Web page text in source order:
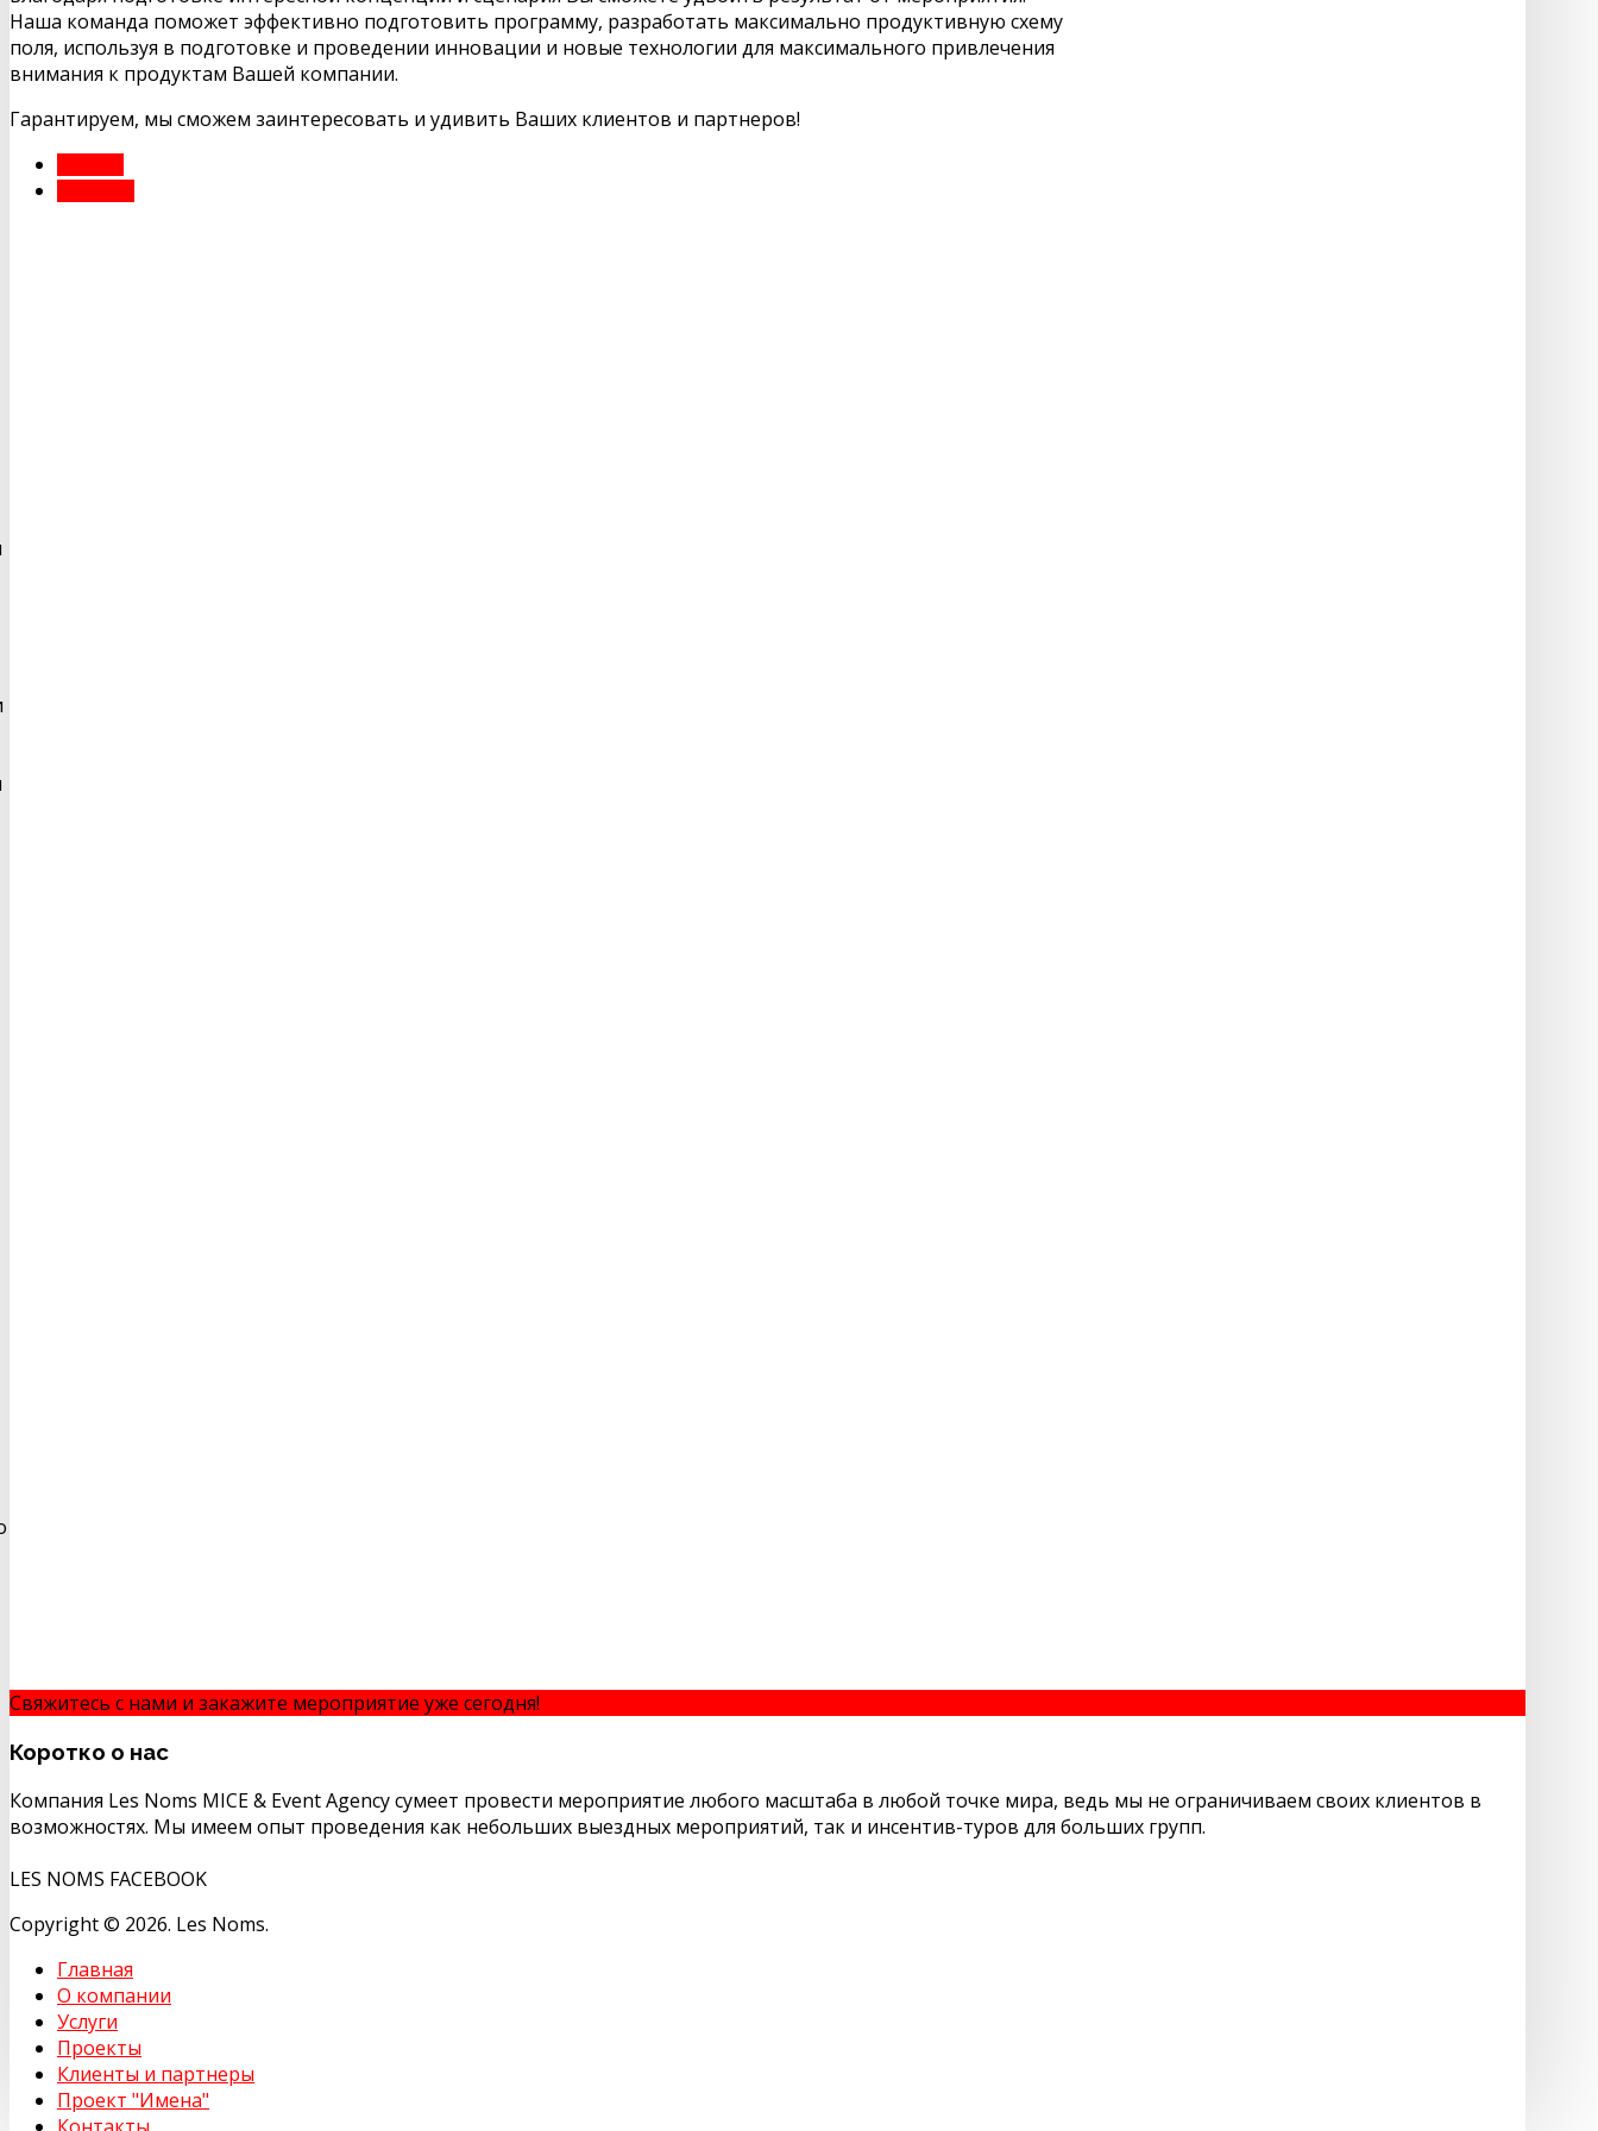
Наша команда поможет эффективно подготовить программу, разработать максимально продуктивную схему
поля, используя в подготовке и проведении инновации и новые технологии для максимального привлечения
внимания к продуктам Вашей компании.
Гарантируем, мы сможем заинтересовать и удивить Ваших клиентов и партнеров!
Свяжитесь с нами и закажите мероприятие уже сегодня!
Коротко о нас
Компания Les Noms MICE & Event Agency сумеет провести мероприятие любого масштаба в любой точке мира, ведь мы не ограничиваем своих клиентов в
возможностях. Мы имеем опыт проведения как небольших выездных мероприятий, так и инсентив-туров для больших групп.
LES NOMS FACEBOOK
Copyright © 2026. Les Noms.
Главная
О компании
Услуги
Проекты
Клиенты и партнеры
Проект "Имена"